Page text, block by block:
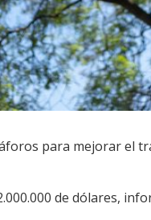
para mejorar el
de dólares,